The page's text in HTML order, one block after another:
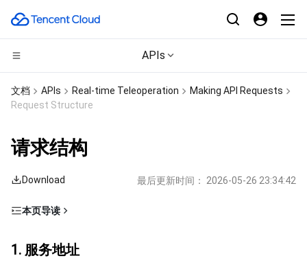
APIs
计算
云服务器
轻量应用服务器
裸金属云服务器
GPU 云服务器
专用宿主机
CDN与边缘平台
边缘安全加速平台 EO
内容分发网络 CDN
全站加速网络
DDoS 防护
高性能计算
批量计算
高性能计算集群
边缘计算
边缘计算机器
容器
容器服务
分布式云
文档 APIs Real-time Teleoperation
Making API Requests
Request Structure
请求结构
Download 最后更新时间： 2026-05-26 23:34:42
本页导读
2. 通信协议
1. 服务地址